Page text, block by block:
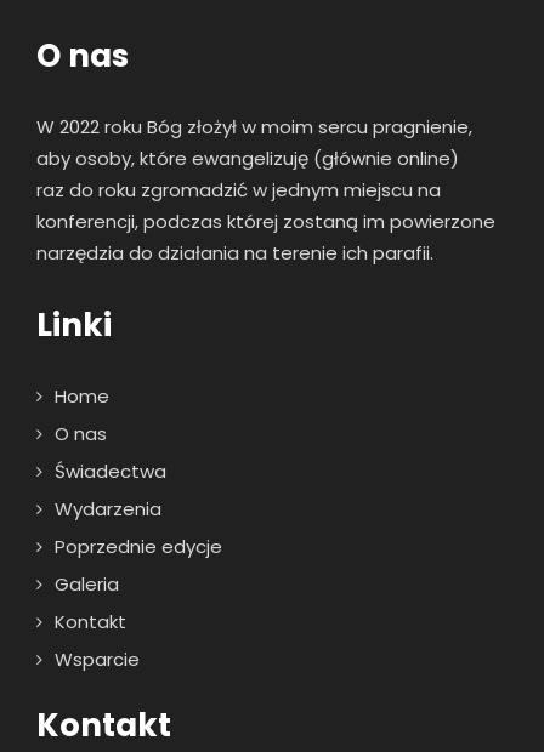
O nas
W 2022 roku Bóg złożył w moim sercu pragnienie,
aby osoby, które ewangelizuję (głównie online)
raz do roku zgromadzić w jednym miejscu na
konferencji, podczas której zostaną im powierzone
narzędzia do działania na terenie ich parafii.
Linki
Home
O nas
Świadectwa
Wydarzenia
Poprzednie edycje
Galeria
Kontakt
Wsparcie
Kontakt